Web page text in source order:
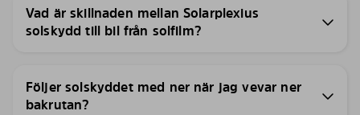
Vad är skillnaden mellan Solarplexius
solskydd till bil från solfilm?
Följer solskyddet med ner när jag vevar ner
bakrutan?